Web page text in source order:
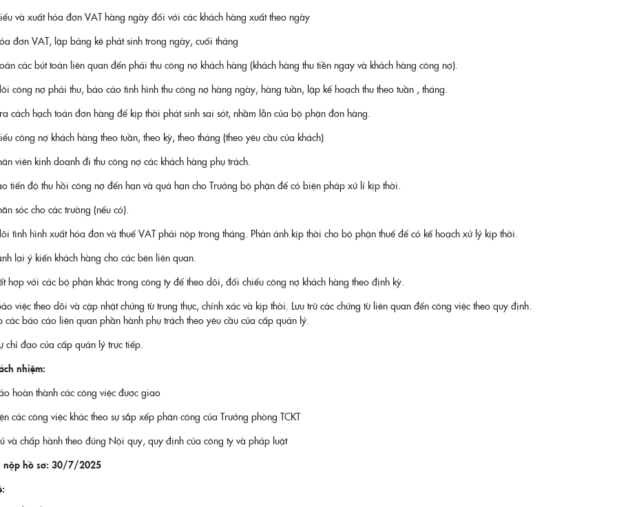
và xuất hóa đơn VAT hàng ngày đối với các khách hàng xuất theo ngày
đơn VAT, lập bảng kê phát sinh trong ngày, cuối tháng
các bút toán liên quan đến phải thu công nợ khách hàng (khách hàng thu tiền ngay và khách hàng công nợ).
công nợ phải thu, báo cáo tình hình thu công nợ hàng ngày, hàng tuần, lập kế hoạch thu theo tuần , tháng.
cách hạch toán đơn hàng để kịp thời phát sinh sai sót, nhầm lẫn của bộ phận đơn hàng.
công nợ khách hàng theo tuần, theo kỳ, theo tháng (theo yêu cầu của khách)
viên kinh doanh đi thu công nợ các khách hàng phụ trách.
tiến độ thu hồi công nợ đến hạn và quá hạn cho Trưởng bộ phận để có biện pháp xử lí kịp thời.
sóc cho các trường (nếu có).
tình hình xuất hóa đơn và thuế VAT phải nộp trong tháng. Phản ánh kịp thời cho bộ phận thuế để có kế hoạch xử lý kịp thời.
lại ý kiến khách hàng cho các bên liên quan.
hợp với các bộ phận khác trong công ty để theo dõi, đối chiếu công nợ khách hàng theo định kỳ.
việc theo dõi và cập nhật chứng từ trung thực, chính xác và kịp thời. Lưu trữ các chứng từ liên quan đến công việc theo quy định.
các báo cáo liên quan phần hành phụ trách theo yêu cầu của cấp quản lý.
chỉ đạo của cấp quản lý trực tiếp.
nhiệm:
hoàn thành các công việc được giao
các công việc khác theo sự sắp xếp phân công của Trưởng phòng TCKT
và chấp hành theo đúng Nội quy, quy định của công ty và pháp luật
nộp hồ sơ: 30/7/2025